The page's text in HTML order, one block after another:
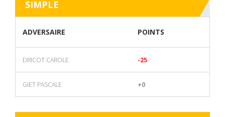
SIMPLE
ADVERSAIRE POINTS
DRICOT CAROLE -25
GIET PASCALE +0